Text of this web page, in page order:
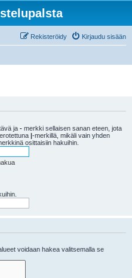
Kirjaudu sisään
Rekisteröidy
ja - merkki sellaisen sanan eteen, jota
|-merkillä, mikäli vain yhden
osittaisiin hakuihin.
voidaan hakea valitsemalla se